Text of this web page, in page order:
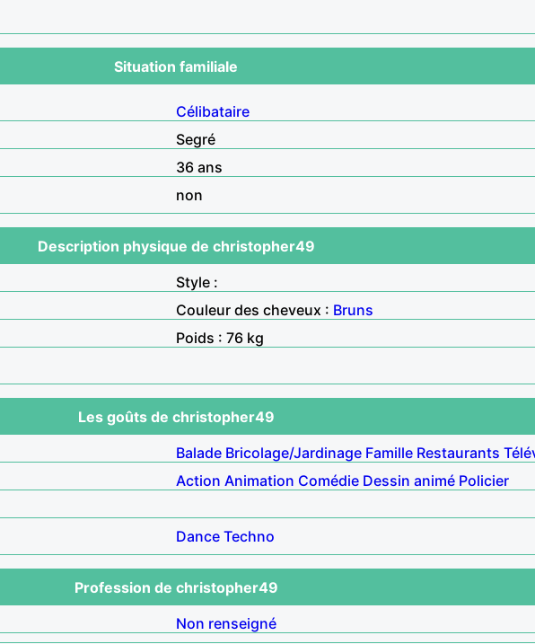
Situation familiale
Célibataire
Segré
36 ans
non
Description physique de christopher49
Style :
Couleur des cheveux : Bruns
Poids : 76 kg
Les goûts de christopher49
Balade Bricolage/Jardinage Famille Restaurants
Action Animation Comédie Dessin animé Policier
Dance Techno
Profession de christopher49
Non renseigné